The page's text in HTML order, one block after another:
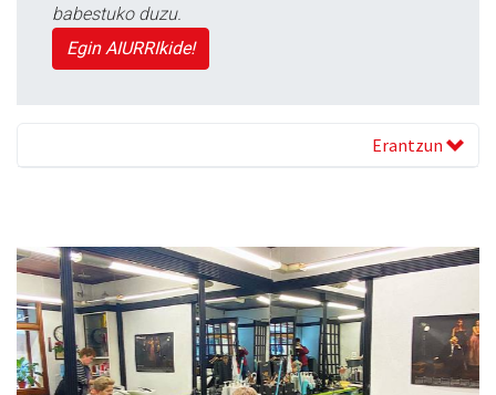
babestuko duzu.
Egin AIURRIkide!
Erantzun